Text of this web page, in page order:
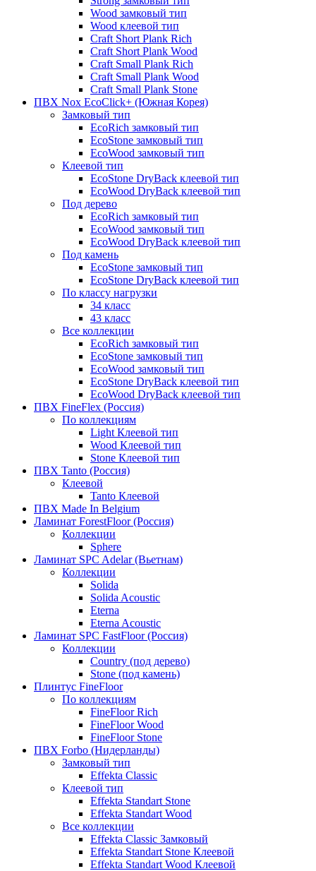
Wood замковый тип
Wood клеевой тип
Craft Short Plank Rich
Craft Short Plank Wood
Craft Small Plank Rich
Craft Small Plank Wood
Craft Small Plank Stone
ПВХ Nox EcoClick+ (Южная Корея)
Замковый тип
EcoRich замковый тип
EcoStone замковый тип
EcoWood замковый тип
Клеевой тип
EcoStone DryBack клеевой тип
EcoWood DryBack клеевой тип
Под дерево
EcoRich замковый тип
EcoWood замковый тип
EcoWood DryBack клеевой тип
Под камень
EcoStone замковый тип
EcoStone DryBack клеевой тип
По классу нагрузки
34 класс
43 класс
Все коллекции
EcoRich замковый тип
EcoStone замковый тип
EcoWood замковый тип
EcoStone DryBack клеевой тип
EcoWood DryBack клеевой тип
ПВХ FineFlex (Россия)
По коллекциям
Light Клеевой тип
Wood Клеевой тип
Stone Клеевой тип
ПВХ Tanto (Россия)
Клеевой
Tanto Клеевой
ПВХ Made In Belgium
Ламинат ForestFloor (Россия)
Коллекции
Sphere
Ламинат SPC Adelar (Вьетнам)
Коллекции
Solida
Solida Acoustic
Eterna
Eterna Acoustic
Ламинат SPC FastFloor (Россия)
Коллекции
Country (под дерево)
Stone (под камень)
Плинтус FineFloor
По коллекциям
FineFloor Rich
FineFloor Wood
FineFloor Stone
ПВХ Forbo (Нидерланды)
Замковый тип
Effekta Classic
Клеевой тип
Effekta Standart Stone
Effekta Standart Wood
Все коллекции
Effekta Classic Замковый
Effekta Standart Stone Клеевой
Effekta Standart Wood Клеевой